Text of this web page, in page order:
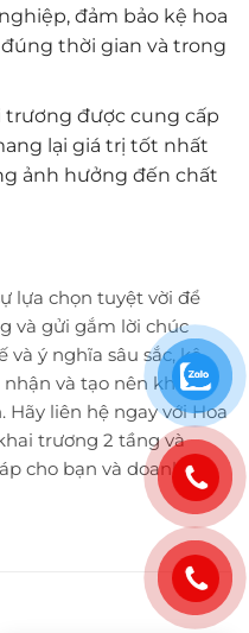
đảm bảo kệ hoa
thời gian và trong
trương được cung cấp
lại giá trị tốt nhất
ảnh hưởng đến chất
lựa chọn tuyệt vời để
và gửi gắm lời chúc
ý nghĩa sâu sắc, kệ
và tạo nên không
Hãy liên hệ ngay với Hoa
trương 2 tầng và
cho bạn và doanh